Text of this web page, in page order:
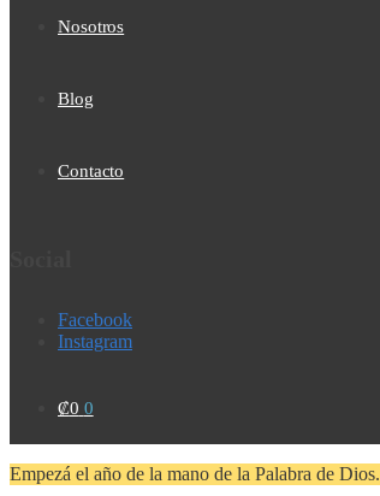
Nosotros
Blog
Contacto
Facebook
Instagram
₡0 0
Empezá el año de la mano de la Palabra de Dios.